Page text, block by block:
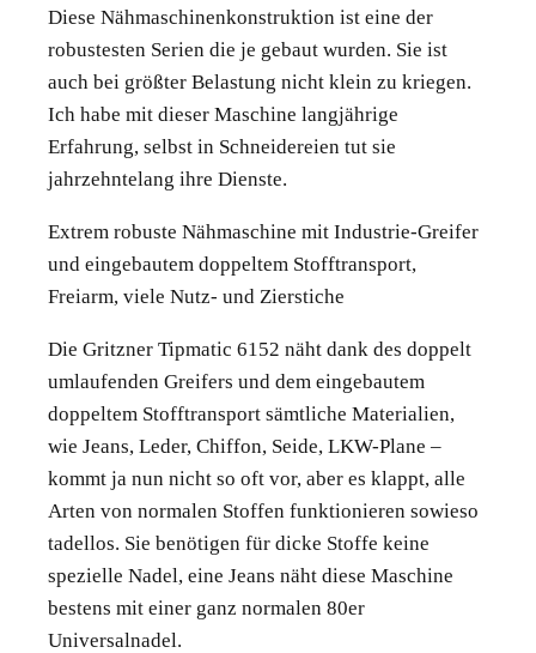
Diese Nähmaschinenkonstruktion ist eine der
robustesten Serien die je gebaut wurden. Sie ist
auch bei größter Belastung nicht klein zu kriegen.
Ich habe mit dieser Maschine langjährige
Erfahrung, selbst in Schneidereien tut sie
jahrzehntelang ihre Dienste.
Extrem robuste Nähmaschine mit Industrie-Greifer
und eingebautem doppeltem Stofftransport,
Freiarm, viele Nutz- und Zierstiche
Die Gritzner Tipmatic 6152 näht dank des doppelt
umlaufenden Greifers und dem eingebautem
doppeltem Stofftransport sämtliche Materialien,
wie Jeans, Leder, Chiffon, Seide, LKW-Plane –
kommt ja nun nicht so oft vor, aber es klappt, alle
Arten von normalen Stoffen funktionieren sowieso
tadellos. Sie benötigen für dicke Stoffe keine
spezielle Nadel, eine Jeans näht diese Maschine
bestens mit einer ganz normalen 80er
Universalnadel.